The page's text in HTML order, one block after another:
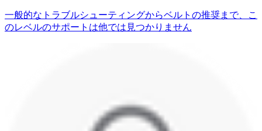
一般的なトラブルシューティングからベルトの推奨まで、こ
のレベルのサポートは他では見つかりません